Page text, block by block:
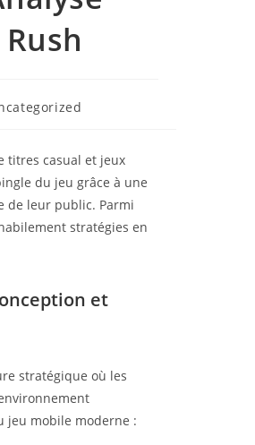
titres casual et jeux
du jeu grâce à une
de leur public. Parmi
stratégies en
et
stratégique où les
jeu mobile moderne :